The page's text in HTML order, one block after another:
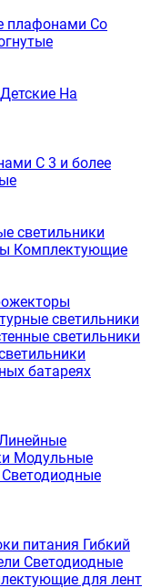
плафонами Со
Детские На
С 3 и более
светильники
Комплектующие
светильники
светильники
батареях
Модульные
Светодиодные
питания Гибкий
Светодиодные
для лент